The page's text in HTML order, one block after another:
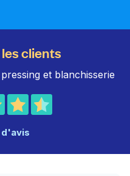
les clients
et blanchisserie